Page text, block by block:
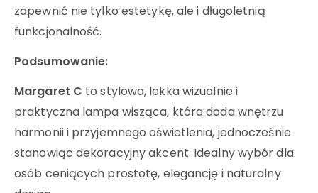
zapewnić nie tylko estetykę, ale i długoletnią
funkcjonalność.
Podsumowanie:
Margaret C to stylowa, lekka wizualnie i
praktyczna lampa wisząca, która doda wnętrzu
harmonii i przyjemnego oświetlenia, jednocześnie
stanowiąc dekoracyjny akcent. Idealny wybór dla
osób ceniących prostotę, elegancję i naturalny